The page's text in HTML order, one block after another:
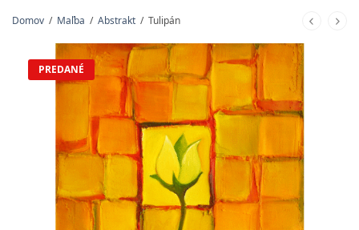
Domov / Maľba / Abstrakt / Tulipán
PREDANÉ